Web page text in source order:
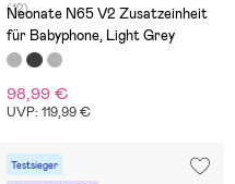
(12)
Neonate N65 V2 Zusatzeinheit
für Babyphone, Light Grey
98,99 €
UVP: 119,99 €
Testsieger